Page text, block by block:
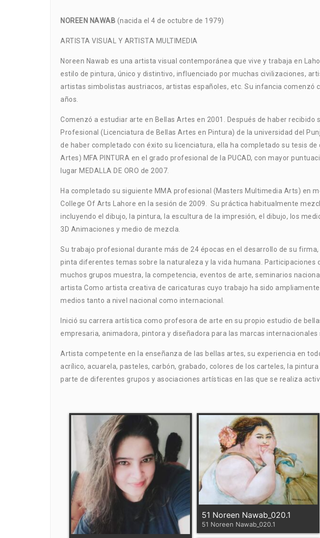
NOREEN NAWAB (nacida el 4 de octubre de 1979)
ARTISTA VISUAL Y ARTISTA MULTIMEDIA
Noreen Nawab es una artista visual contemporánea que vive y trabaja en
estilo de pintura, único y distintivo, influenciado por muchas civilizaciones,
artistas simbolistas austriacos, artistas españoles, etc. Su infancia comenzó
años.
Comenzó a estudiar arte en Bellas Artes en 2001. Después de haber recibido
Profesional (Licenciatura de Bellas Artes en Pintura) de la universidad del
de haber completado con éxito su licenciatura, ella ha completado su tesis
Artes) MFA PINTURA en el grado profesional de la PUCAD, con mayor
lugar MEDALLA DE ORO de 2007.
Ha completado su siguiente MMA profesional (Masters Multimedia Arts) en
College Of Arts Lahore en la sesión de 2009. Su práctica habitualmente
incluyendo el dibujo, la pintura, la escultura de la impresión, el dibujo, los
3D Animaciones y medio de mezcla.
Su trabajo profesional durante más de 24 épocas en el desarrollo de su
pinta diferentes temas sobre la naturaleza y la vida humana. Participaciones
muchos grupos muestra, la competencia, eventos de arte, seminarios
artista Como artista creativa de caricaturas cuyo trabajo ha sido
medios tanto a nivel nacional como internacional.
Inició su carrera artística como profesora de arte en su propio estudio de
empresaria, animadora, pintora y diseñadora para las marcas
Artista competente en la enseñanza de las bellas artes, su experiencia en
acrílico, acuarela, pasteles, carbón, grabado, colores de los carteles, la
parte de diferentes grupos y asociaciones artísticas en las que se realiza
51 Noreen Nawab_020.1
51 Noreen Nawab_020.1